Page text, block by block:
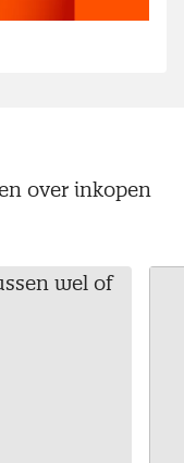
over inkopen